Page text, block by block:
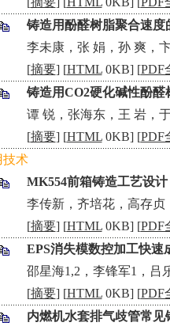
铸造用酚醛树脂聚合速度
李未康，张 娟，孙 爽，
[摘要] [HTML0KB] [PDF
铸造用CO2硬化碱性酚
谭 锐，张海东，王 岩，
[摘要] [HTML0KB] [PDF
技术
MK554前箱铸造工艺设计
李传新，齐培花，高存贞
[摘要] [HTML0KB] [PDF
EPS消失模数控加工快速
邵星海1,2，李锋军1，吕
[摘要] [HTML0KB] [PDF
内燃机水套排气歧管常